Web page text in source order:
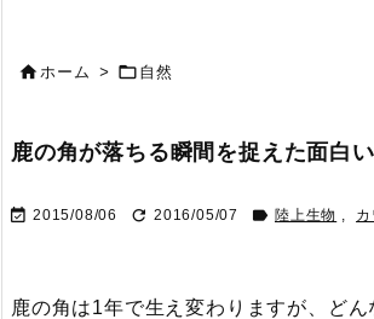
ホーム >  自然
鹿の角が落ちる瞬間を捉えた面白
 2015/08/06  2016/05/07  陸上生物 , カ
鹿の角は1年で生え変わりますが、ど